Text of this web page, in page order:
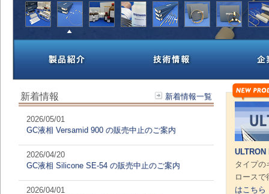
新着情報一覧
新着情報
2026/05/01
GC液相 Versamid 900 の販売中止のご案内
2026/04/20
GC液相 Silicone SE-54 の販売中止のご案内
2026/04/01
タイプの
ロース
はこちら